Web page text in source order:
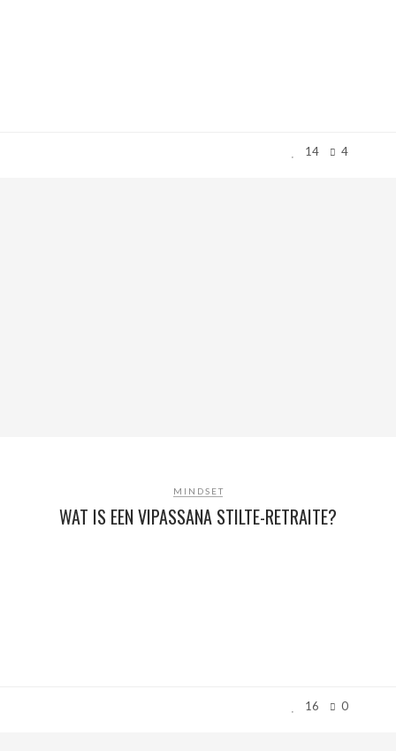
14 4
MINDSET
WAT IS EEN VIPASSANA STILTE-RETRAITE?
16 0